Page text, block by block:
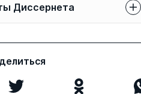
Диссернета
свои